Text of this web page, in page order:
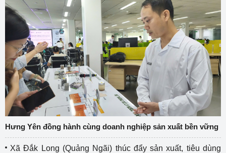
Hưng Yên đồng hành cùng doanh nghiệp sản xuất bền vững
Xã Đắk Long (Quảng Ngãi) thúc đẩy sản xuất, tiêu dùng